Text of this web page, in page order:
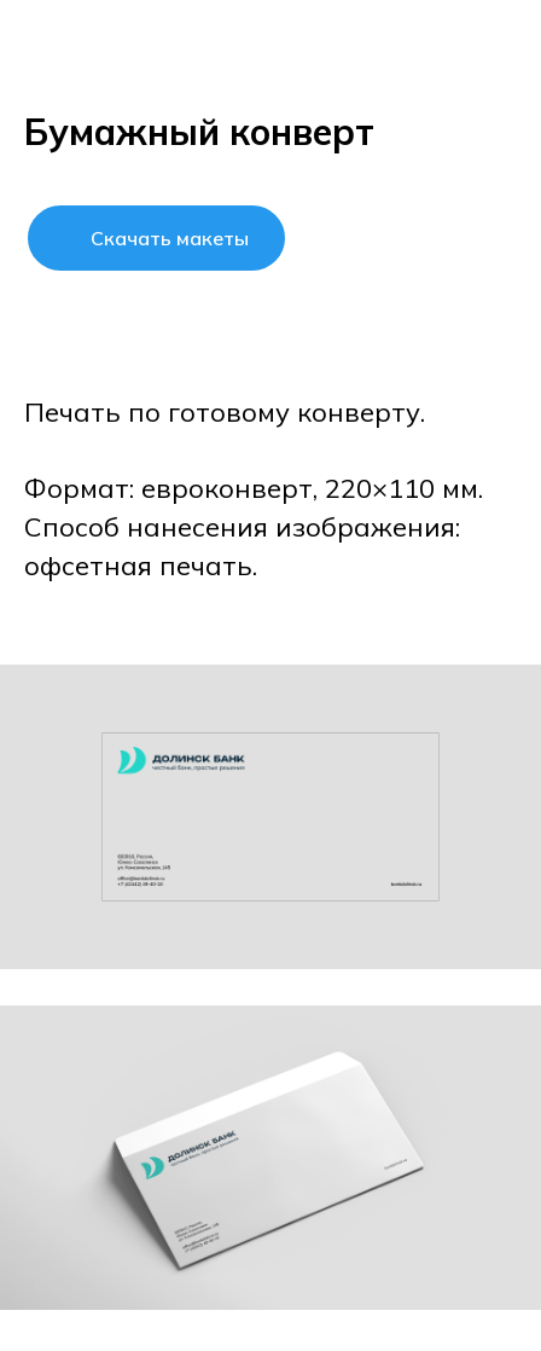
Бумажный конверт
Скачать макеты
Печать по готовому конверту.
Формат: евроконверт, 220×110 мм.
Способ нанесения изображения:
офсетная печать.